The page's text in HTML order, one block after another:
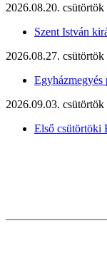
2026.08.20. csütörtök
Szent István
2026.08.27. csütörtök
Egyházmegyés
2026.09.03. csütörtök
Első csütörtöki